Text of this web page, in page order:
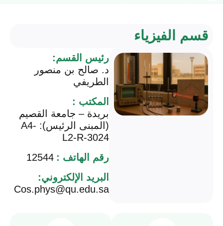
قسم الفيزياء
رئيس القسم:
د. صالح بن منصور
الطريفي
المكتب :
بريدة – جامعة القصيم
(المبنى الرئيس): A4-
L2-R-3024
رقم الهاتف : 12544
البريد الإلكتروني:
Cos.phys@qu.edu.sa